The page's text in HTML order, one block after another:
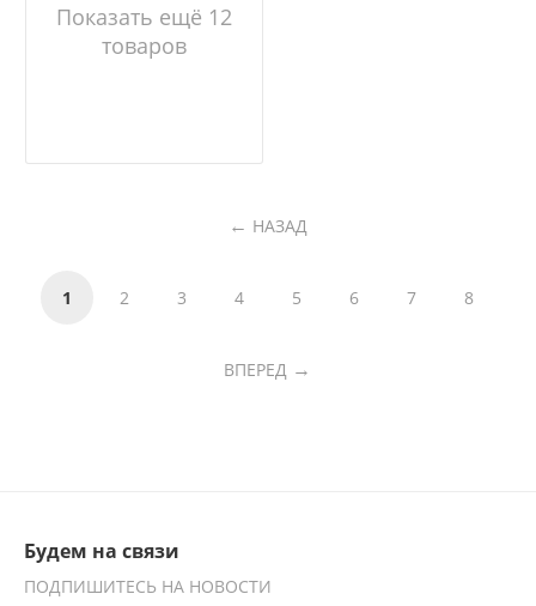
Показать ещё 12
товаров
НАЗАД
1 2 3 4 5 6 7 8
ВПЕРЕД
Будем на связи
ПОДПИШИТЕСЬ НА НОВОСТИ